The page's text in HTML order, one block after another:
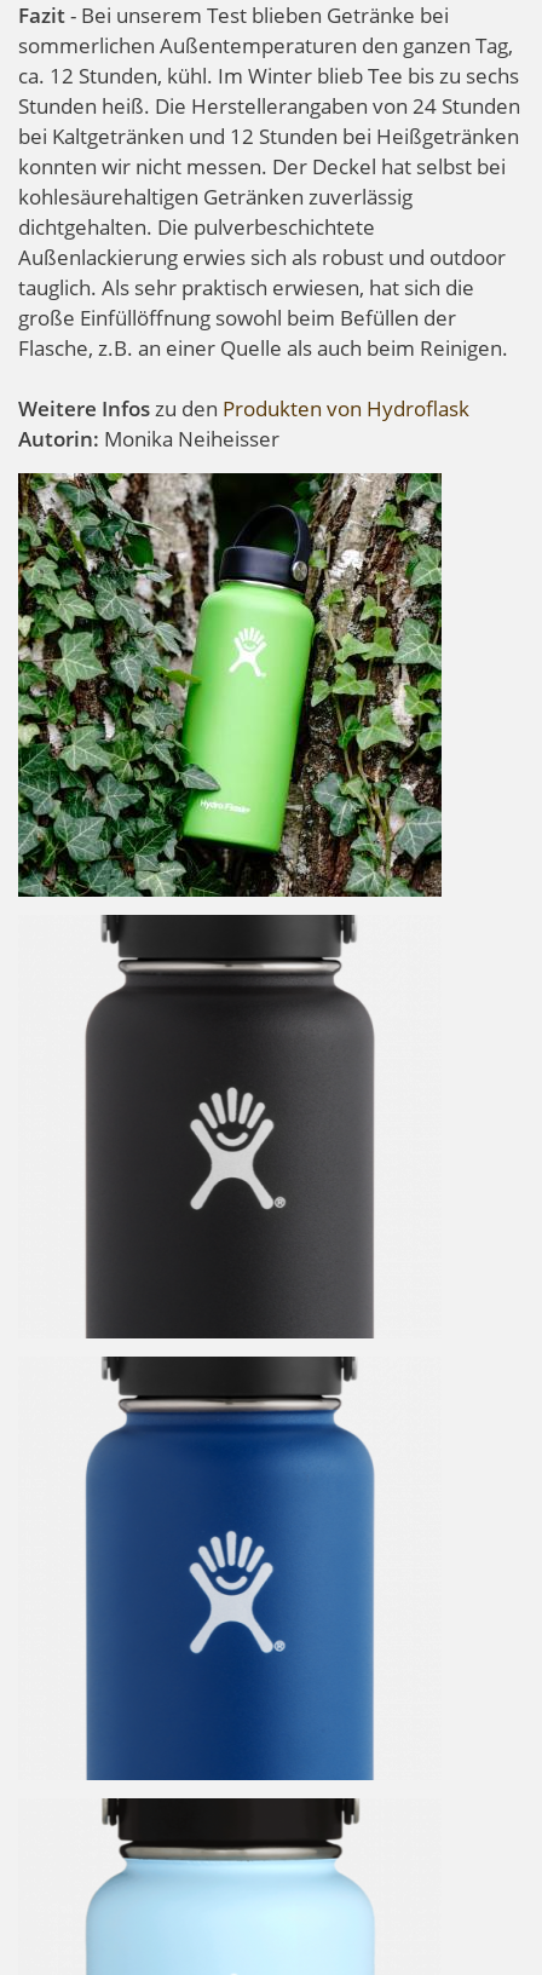
Fazit- Bei unserem Test blieben Getränke bei
sommerlichen Außentemperaturen den ganzen Tag,
ca. 12 Stunden, kühl. Im Winter blieb Tee bis zu sechs
Stunden heiß. Die Herstellerangaben von 24 Stunden
bei Kaltgetränken und 12 Stunden bei Heißgetränken
konnten wir nicht messen. Der Deckel hat selbst bei
kohlesäurehaltigen Getränken zuverlässig
dichtgehalten. Die pulverbeschichtete
Außenlackierung erwies sich als robust und outdoor
tauglich. Als sehr praktisch erwiesen, hat sich die
große Einfüllöffnung sowohl beim Befüllen der
Flasche, z.B. an einer Quelle als auch beim Reinigen.
Weitere Infoszu den Produkten von Hydroflask
Autorin: Monika Neiheisser